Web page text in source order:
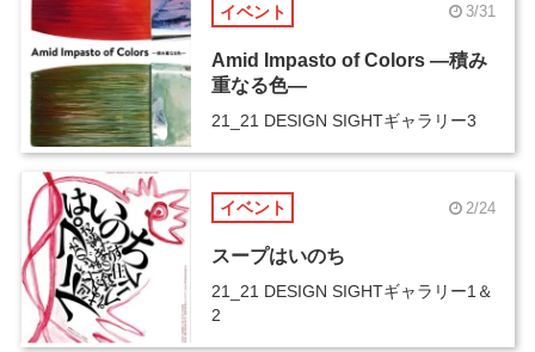
イベント 3/31
Amid Impasto of Colors ―積み
重なる色―
21_21 DESIGN SIGHTギャラリー3
イベント 2/24
スープはいのち
21_21 DESIGN SIGHTギャラリー1＆
2